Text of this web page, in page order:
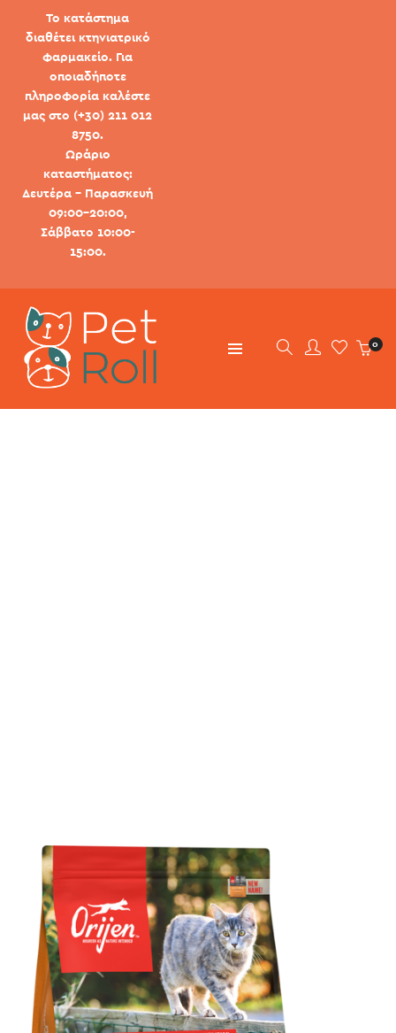
Το κατάστημα
διαθέτει κτηνιατρικό
φαρμακείο. Για
οποιαδήποτε
πληροφορία καλέστε
μας στο (+30) 211 012
8750.
Ωράριο
καταστήματος:
Δευτέρα - Παρασκευή
09:00-20:00,
Σάββατο 10:00-
15:00.
0